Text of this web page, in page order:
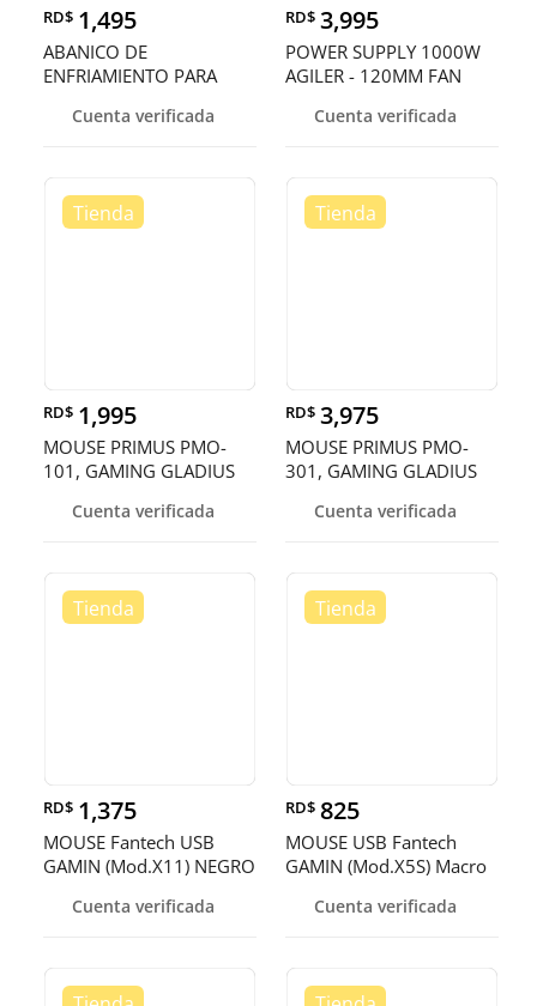
RD$ 1,495
ABANICO DE
ENFRIAMIENTO PARA
PULGADAS, FAN COOLER
Cuenta verificada
RD$ 3,995
POWER SUPPLY 1000W
AGILER - 120MM FAN
Cuenta verificada
RD$ 1,995
MOUSE PRIMUS PMO-
101, GAMING GLADIUS
BOTONES,
Cuenta verificada
RD$ 3,975
MOUSE PRIMUS PMO-
301, GAMING GLADIUS
BOTONES, VELOCIDAD
Cuenta verificada
RD$ 1,375
MOUSE Fantech USB
GAMIN (Mod.X11) NEGRO
ALTO NIVEL DE JUEGO
Cuenta verificada
RD$ 825
MOUSE USB Fantech
GAMIN (Mod.X5S) Macro
JUGADORES DE VERD
Cuenta verificada